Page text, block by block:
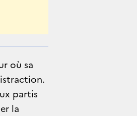
où sa
partis
la